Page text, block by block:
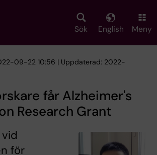
Sök English Meny
09-22 10:56 | Uppdaterad: 2022-
får Alzheimer's
Research Grant
för